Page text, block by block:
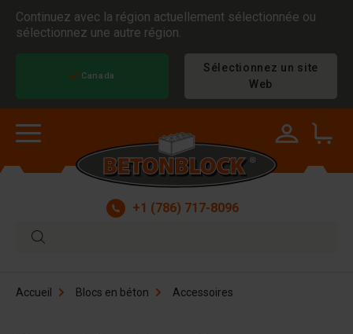
Continuez avec la région actuellement sélectionnée ou
sélectionnez une autre région.
Canada
Sélectionnez un site
Web
+1 (786) 717-8096
Accueil Blocs en béton Accessoires